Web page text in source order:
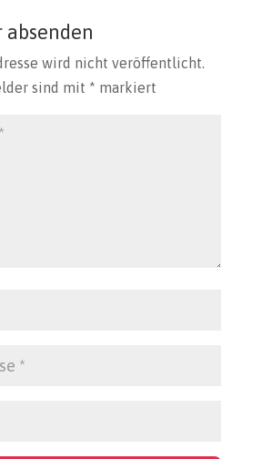
wird nicht veröffentlicht.
sind mit * markiert